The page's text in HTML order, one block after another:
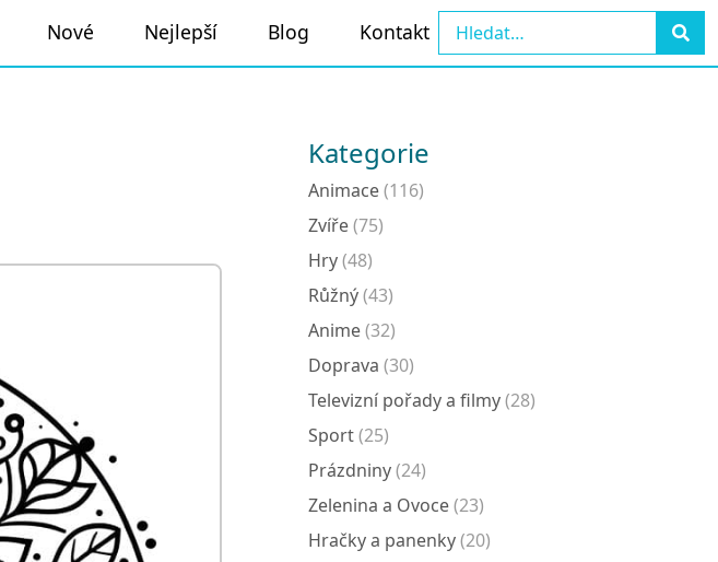
Nové Nejlepší Blog Kontakt
Kategorie
Animace(116)
Zvíře(75)
Hry(48)
Růžný(43)
Anime(32)
Doprava (30)
Televizní pořady a filmy(28)
Sport(25)
Prázdniny(24)
Zelenina a Ovoce(23)
Hračky a panenky(20)